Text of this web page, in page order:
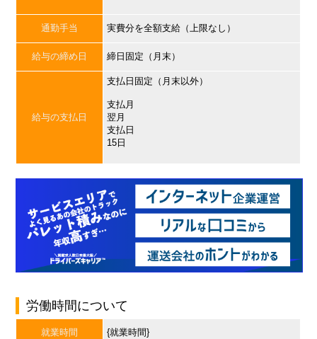
通勤手当 実費分を全額支給（上限なし）
給与の締め日 締日固定（月末）
給与の支払日
支払日固定（月末以外）
支払月
翌月
支払日
15日
労働時間について
就業時間 {就業時間}